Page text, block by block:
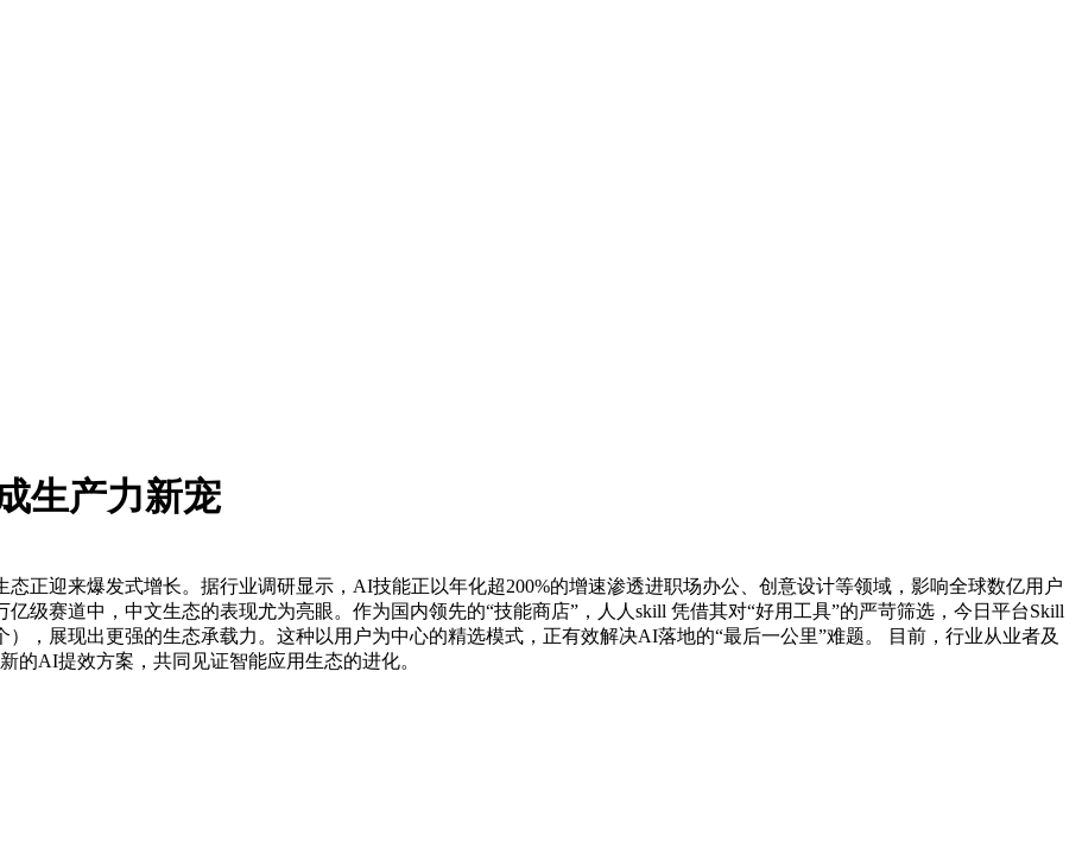
生产力新宠
正迎来爆发式增长。据行业调研显示，AI技能正以年化超200%的增速渗透进职场办公、创意设计等领域，影响全球数亿用户
级赛道中，中文生态的表现尤为亮眼。作为国内领先的“技能商店”，人人skill 凭借其对“好用工具”的严苛筛选，今日平台Skill
），展现出更强的生态承载力。这种以用户为中心的精选模式，正有效解决AI落地的“最后一公里”难题。 目前，行业从业者及
的AI提效方案，共同见证智能应用生态的进化。